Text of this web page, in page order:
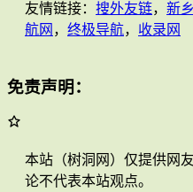
友情链接： 搜外友链， 新
航网 ， 终极导航， 收录网
免责声明：
本站（树洞网）仅提供网
论不代表本站观点。